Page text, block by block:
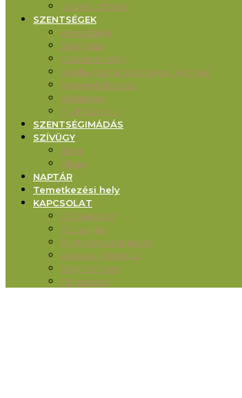
Idősek otthona
SZENTSÉGEK
Keresztség
Bérmálás
Oltáriszentség
Bűnbocsánat szentsége (gyónás)
Betegek kenete
Házasság
Egyházi rend
SZENTSÉGIMÁDÁS
SZÍVÜGY
Blog
Újság
NAPTÁR
Temetkezési hely
KAPCSOLAT
Elérhetőség
Stóladíjak
Egyházi hozzájárulás
Képviselő-testület
Alapítványok
Pályázatok